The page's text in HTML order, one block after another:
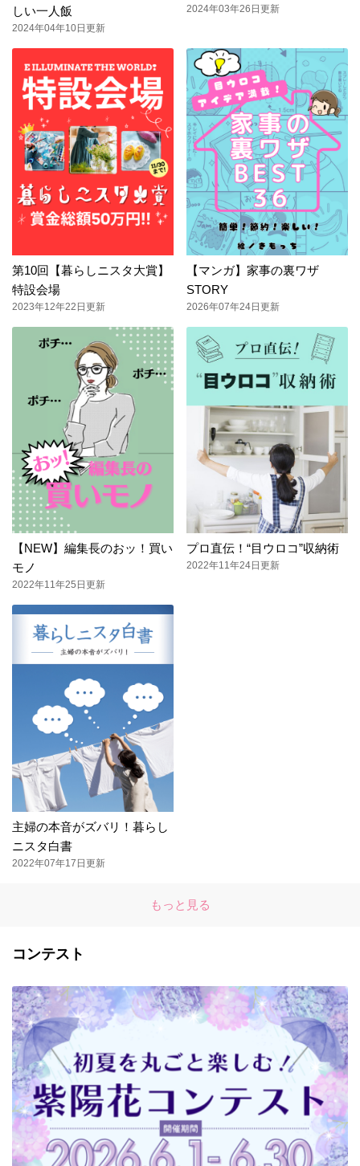
しい一人飯
2024年04年10日更新
2024年03年26日更新
第10回【暮らしニスタ大賞】
特設会場
2023年12年22日更新
【マンガ】家事の裏ワザ
STORY
2026年07年24日更新
【NEW】編集長のおッ！買い
モノ
2022年11年25日更新
プロ直伝！“目ウロコ”収納術
2022年11年24日更新
主婦の本音がズバリ！暮らし
ニスタ白書
2022年07年17日更新
もっと見る
コンテスト